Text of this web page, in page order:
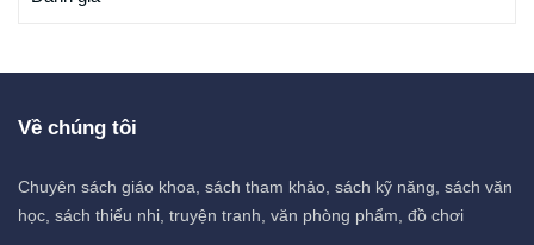
Về chúng tôi
Chuyên sách giáo khoa, sách tham khảo, sách kỹ năng, sách văn
học, sách thiếu nhi, truyện tranh, văn phòng phẩm, đồ chơi